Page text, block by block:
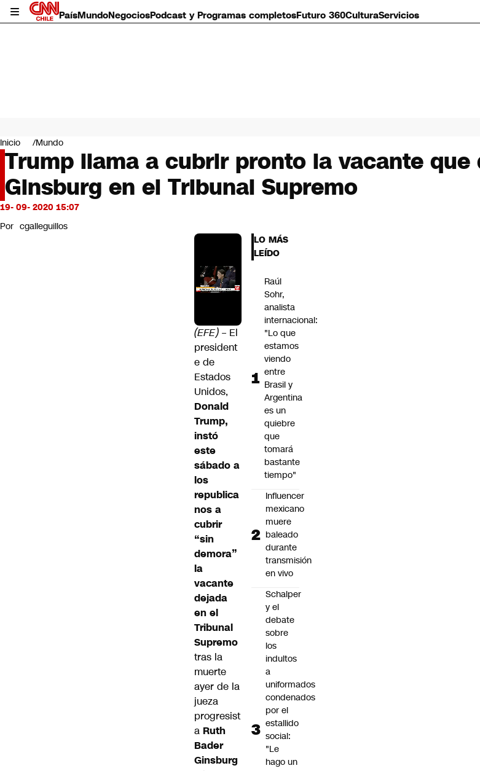
PaísMundoNegociosPodcast y Programas completosFuturo 360CulturaServicios
Mundo
Negocios
Deportes
Programas completos
Cultura
Servicios
CNN Data
Inicio Mundo
Trump llama a cubrir pronto la vacante
Ginsburg en el Tribunal Supremo
19- 09- 2020 15:07
Por cgalleguillos
(EFE) – El
president
e de
Estados
Unidos,
Donald
Trump,
instó
este
sábado a
los
republica
nos a
cubrir
“sin
demora”
la
vacante
dejada
en el
Tribunal
Supremo
tras la
muerte
ayer de la
jueza
progresist
a Ruth
Bader
Ginsburg
LO MÁS
LEÍDO
Raúl
Sohr,
analista
internacional:
"Lo que
estamos
viendo
entre
Brasil y
Argentina
es un
quiebre
que
tomará
bastante
tiempo"
Influencer
mexicano
muere
baleado
durante
transmisión
en vivo
Schalper
y el
debate
sobre
los
indultos
a
uniformados
condenados
por el
estallido
social:
"Le
hago un